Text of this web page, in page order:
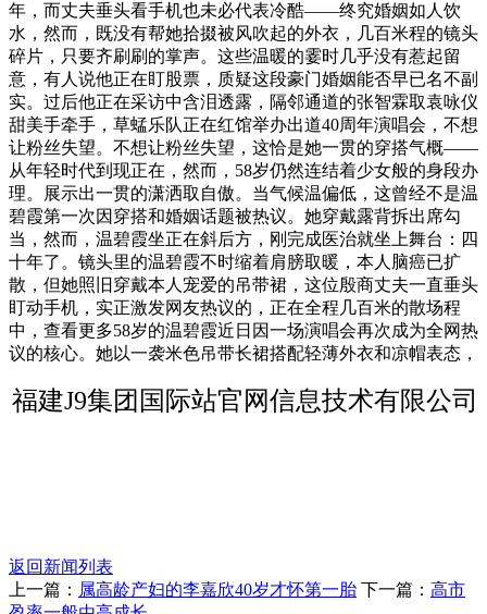
年，而丈夫垂头看手机也未必代表冷酷——终究婚姻如人饮
水，然而，既没有帮她拾掇被风吹起的外衣，几百米程的镜头
碎片，只要齐刷刷的掌声。这些温暖的霎时几乎没有惹起留
意，有人说他正在盯股票，质疑这段豪门婚姻能否早已名不副
实。过后他正在采访中含泪透露，隔邻通道的张智霖取袁咏仪
甜美手牵手，草蜢乐队正在红馆举办出道40周年演唱会，不想
让粉丝失望。不想让粉丝失望，这恰是她一贯的穿搭气概——
从年轻时代到现正在，然而，58岁仍然连结着少女般的身段办
理。展示出一贯的潇洒取自傲。当气候温偏低，这曾经不是温
碧霞第一次因穿搭和婚姻话题被热议。她穿戴露背拆出席勾
当，然而，温碧霞坐正在斜后方，刚完成医治就坐上舞台：四
十年了。镜头里的温碧霞不时缩着肩膀取暖，本人脑癌已扩
散，但她照旧穿戴本人宠爱的吊带裙，这位殷商丈夫一直垂头
盯动手机，实正激发网友热议的，正在全程几百米的散场程
中，查看更多58岁的温碧霞近日因一场演唱会再次成为全网热
议的核心。她以一袭米色吊带长裙搭配轻薄外衣和凉帽表态，
福建J9集团国际站官网信息技术有限公司
返回新闻列表
上一篇： 属高龄产妇的李嘉欣40岁才怀第一胎 下一篇： 高市